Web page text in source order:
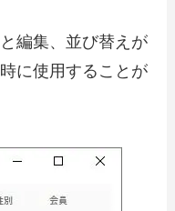
編集、並び替えが
に使用することが